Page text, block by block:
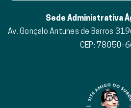
Sede Administrativa
Av. Gonçalo Antunes de Barros
CEP: 78050-